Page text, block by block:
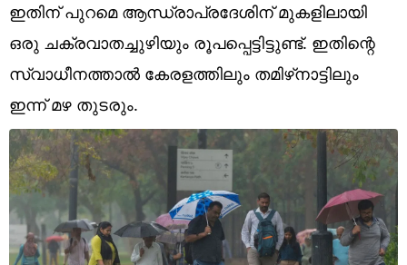
Photo
Short Videos
ഇതിന് പുറമെ ആന്ധ്രാപ്രദേശിന് മുകളിലായി
ഒരു ചക്രവാതച്ചുഴിയും രൂപപ്പെട്ടിട്ടുണ്ട്. ഇതിന്റെ
സ്വാധീനത്താൽ കേരളത്തിലും തമിഴ്‌നാട്ടിലും
ഇന്ന് മഴ തുടരും.